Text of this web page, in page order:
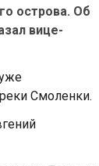
острова. Об
вице-
Смоленки.